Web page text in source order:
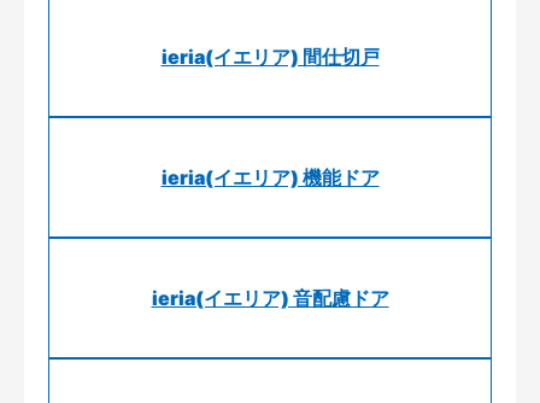
ieria(イエリア) 間仕切戸
ieria(イエリア) 機能ドア
ieria(イエリア) 音配慮ドア